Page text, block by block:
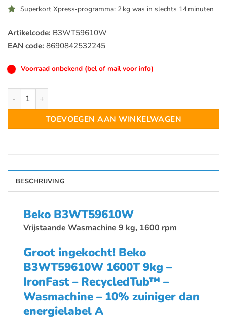
Superkort Xpress‑programma: 2 kg was in slechts 14 minuten
Artikelcode: B3WT59610W
EAN code: 8690842532245
Voorraad onbekend (bel of mail voor info)
Beko B3WT59610W Vrijstaande Wasmachine 9 kg, 1600 rpm
TOEVOEGEN AAN WINKELWAGEN
BESCHRIJVING
Beko B3WT59610W
Vrijstaande Wasmachine 9 kg, 1600 rpm
Groot ingekocht! Beko
B3WT59610W 1600T 9kg –
IronFast – RecycledTub™ –
Wasmachine – 10% zuiniger dan
energielabel A